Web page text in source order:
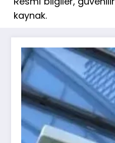
kaynak.